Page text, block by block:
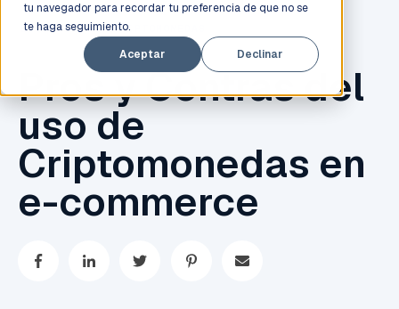
tu navegador para recordar tu preferencia de que no se
te haga seguimiento.
Aceptar
Declinar
BLOCKCHAIN , CRIPTOMONEDAS
Pros y Contras del
uso de
Criptomonedas en
e-commerce